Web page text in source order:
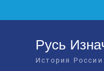
Русь
История